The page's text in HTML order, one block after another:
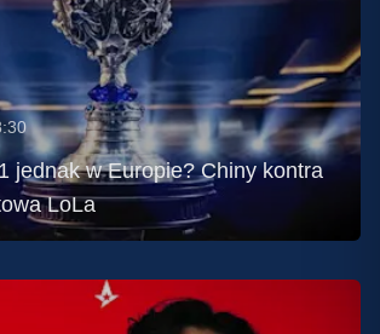
jednak w Europie? Chiny kontra
LoLa